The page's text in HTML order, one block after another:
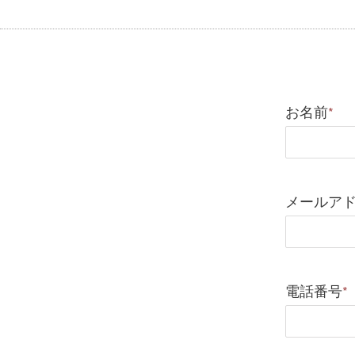
お名前*
メールア
電話番号*